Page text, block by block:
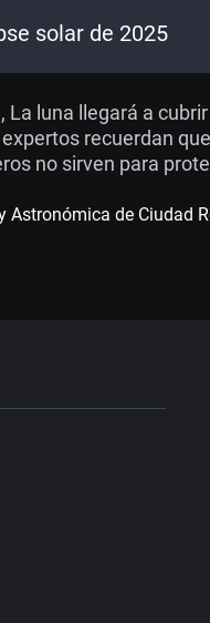
solar de 2025
luna llegará a
recuerdan
no sirven para
Astronómica de Ciudad